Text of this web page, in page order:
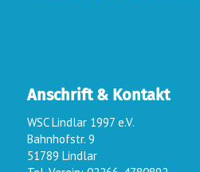
Anschrift & Kontakt
WSC Lindlar 1997 e.V.
Bahnhofstr. 9
51789 Lindlar